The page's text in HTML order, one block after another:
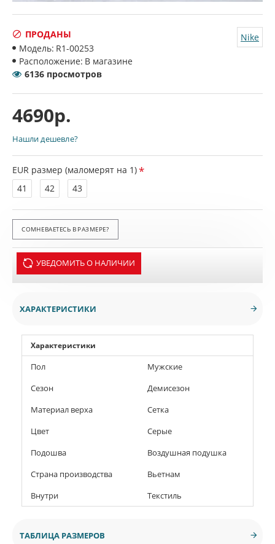
4690р.
ПРОДАНЫ
Модель: R1-00253
Расположение: В магазине
Nike
6136 просмотров
EUR размер (маломерят на 1)
41
42 43
УВЕДОМИТЬ О НАЛИЧИИ
Нашли дешевле?
ХАРАКТЕРИСТИКИ
Характеристики
Пол
Мужские
Сезон
Демисезон
Материал верха
Сетка
Цвет
Серые
Подошва
Воздушная подушка
Страна производства
Вьетнам
Внутри
Текстиль
ТАБЛИЦА РАЗМЕРОВ
СОМНЕВАЕТЕСЬ В РАЗМЕРЕ?